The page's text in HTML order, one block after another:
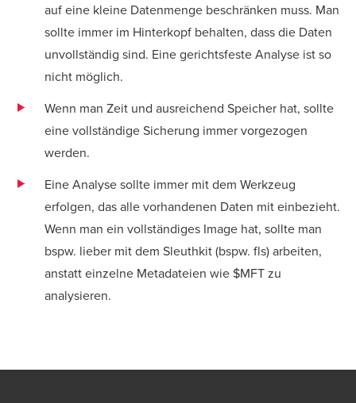
auf eine kleine Datenmenge beschränken muss. Man
sollte immer im Hinterkopf behalten, dass die Daten
unvollständig sind. Eine gerichtsfeste Analyse ist so
nicht möglich.
Wenn man Zeit und ausreichend Speicher hat, sollte
eine vollständige Sicherung immer vorgezogen
werden.
Eine Analyse sollte immer mit dem Werkzeug
erfolgen, das alle vorhandenen Daten mit einbezieht.
Wenn man ein vollständiges Image hat, sollte man
bspw. lieber mit dem Sleuthkit(bspw. fls) arbeiten,
anstatt einzelne Metadateien wie $MFT zu
analysieren.